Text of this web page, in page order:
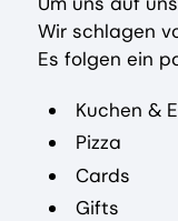
Wir schlagen
Es folgen ein
Kuchen &
Pizza
Cards
Gifts